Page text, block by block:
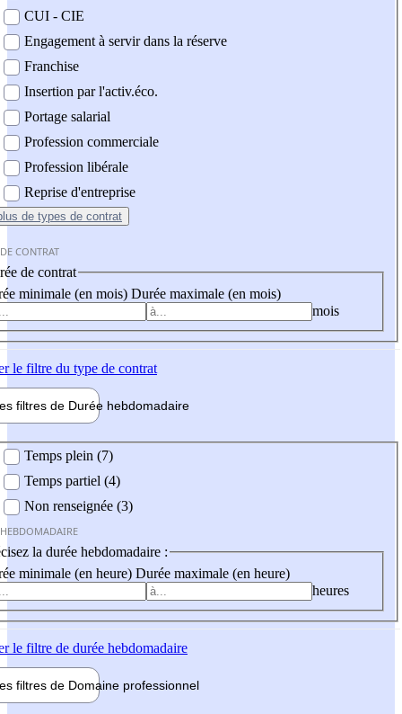
CUI - CIE
Engagement à servir dans la réserve
Franchise
Insertion par l'activ.éco.
Portage salarial
Profession commerciale
Profession libérale
Reprise d'entreprise
de types de contrat
CONTRAT
de contrat
minimale (en mois) Durée maximale (en mois)
mois
le filtre du type de contrat
filtres de Durée hebdomadaire
Temps plein (7)
Temps partiel (4)
Non renseignée (3)
la durée hebdomadaire :
minimale (en heure) Durée maximale (en heure)
heures
le filtre de durée hebdomadaire
filtres de Domaine professionnel